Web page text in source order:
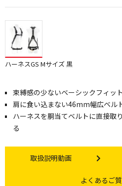
ハーネスGS Mサイズ 黒
束縛感の少ないベーシックフィッ
肩に食い込まない46mm幅広ベル
ハーネスを胴当てベルトに直接取
る
Instruction video
取扱説明動画
Other link
よくあるご